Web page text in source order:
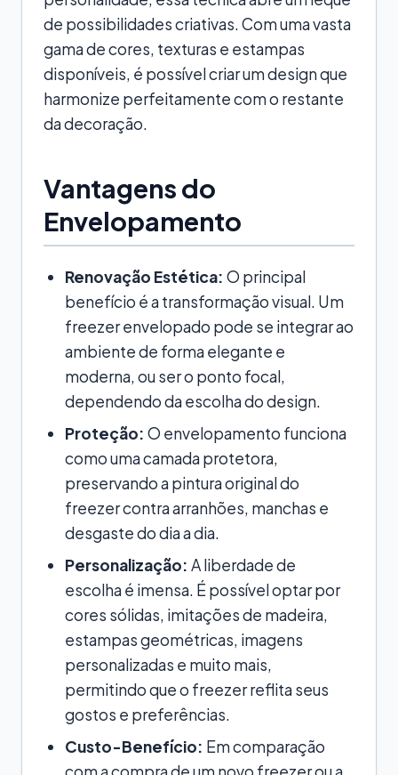
de possibilidades criativas. Com uma vasta
gama de cores, texturas e estampas
disponíveis, é possível criar um design que
harmonize perfeitamente com o restante
da decoração.
Vantagens do
Envelopamento
Renovação Estética: O principal
benefício é a transformação visual. Um
freezer envelopado pode se integrar ao
ambiente de forma elegante e
moderna, ou ser o ponto focal,
dependendo da escolha do design.
Proteção: O envelopamento funciona
como uma camada protetora,
preservando a pintura original do
freezer contra arranhões, manchas e
desgaste do dia a dia.
Personalização: A liberdade de
escolha é imensa. É possível optar por
cores sólidas, imitações de madeira,
estampas geométricas, imagens
personalizadas e muito mais,
permitindo que o freezer reflita seus
gostos e preferências.
Custo-Benefício: Em comparação